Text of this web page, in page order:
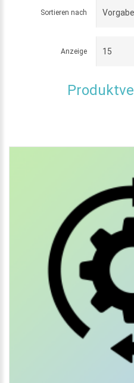
Sortieren nach
Anzeige